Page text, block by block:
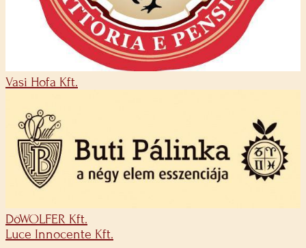
Vasi Hofa Kft.
DöWOLFER Kft.
Luce Innocente Kft.